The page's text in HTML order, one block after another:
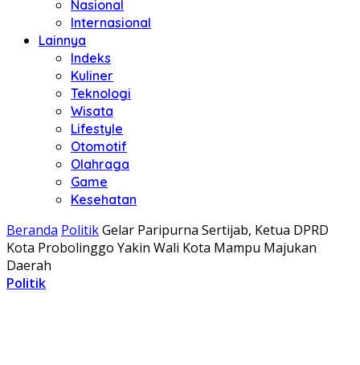
Nasional
Internasional
Lainnya
Indeks
Kuliner
Teknologi
Wisata
Lifestyle
Otomotif
Olahraga
Game
Kesehatan
Beranda PolitikGelar Paripurna Sertijab, Ketua DPRD
Kota Probolinggo Yakin Wali Kota Mampu Majukan
Daerah
Politik